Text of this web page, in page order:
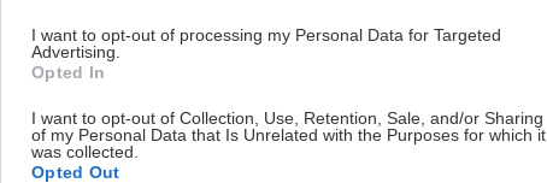
I want to opt-out of processing my Personal Data for Targeted
Advertising.
Opted In
I want to opt-out of Collection, Use, Retention, Sale, and/or Sharing
of my Personal Data that Is Unrelated with the Purposes for which it
was collected.
Opted Out